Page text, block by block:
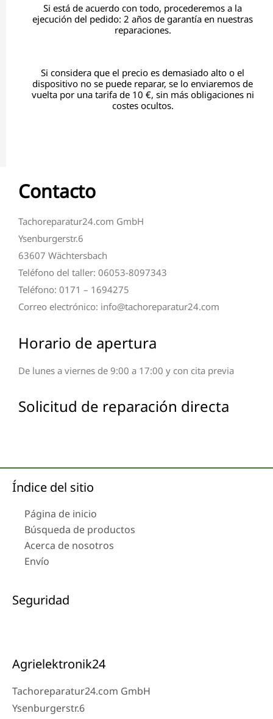
Si está de acuerdo con todo, procederemos a la
ejecución del pedido: 2 años de garantía en nuestras
reparaciones.
Si considera que el precio es demasiado alto o el
dispositivo no se puede reparar, se lo enviaremos de
vuelta por una tarifa de 10 €, sin más obligaciones ni
costes ocultos.
Contacto
Tachoreparatur24.com GmbH
Ysenburgerstr.6
63607 Wächtersbach
Teléfono del taller: 06053-8097343
Teléfono: 0171 – 1694275
Correo electrónico: info@tachoreparatur24.com
Horario de apertura
De lunes a viernes de 9:00 a 17:00 y con cita previa
Solicitud de reparación directa
Índice del sitio
Página de inicio
Búsqueda de productos
Acerca de nosotros
Envío
Seguridad
Agrielektronik24
Tachoreparatur24.com GmbH
Ysenburgerstr.6